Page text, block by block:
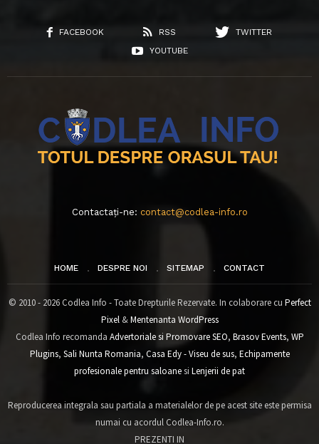
FACEBOOK RSS
TWITTER
YOUTUBE
Contactați-ne: contact@codlea-info.ro
HOME DESPRE NOI SITEMAP CONTACT
© 2010 - 2026 Codlea Info - Toate Drepturile Rezervate. In colaborare cu Perfect
Pixel&Mentenanta WordPress
Codlea Info recomanda Advertoriale si Promovare SEO, Brasov Events, WP
Plugins, Sali Nunta Romania, Casa Edy - Viseu de sus, Echipamente
profesionale pentru saloanesi Lenjerii de pat
Reproducerea integrala sau partiala a materialelor de pe acest site este permisa
numai cu acordul Codlea-Info.ro.
PREZENTI IN